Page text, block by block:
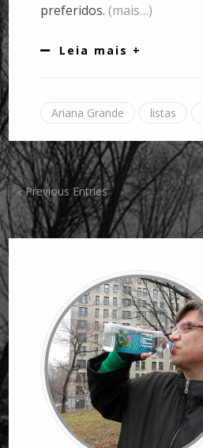
preferidos.(mais…)
Leia mais +
Ariana Grande listas
« Previous Entries